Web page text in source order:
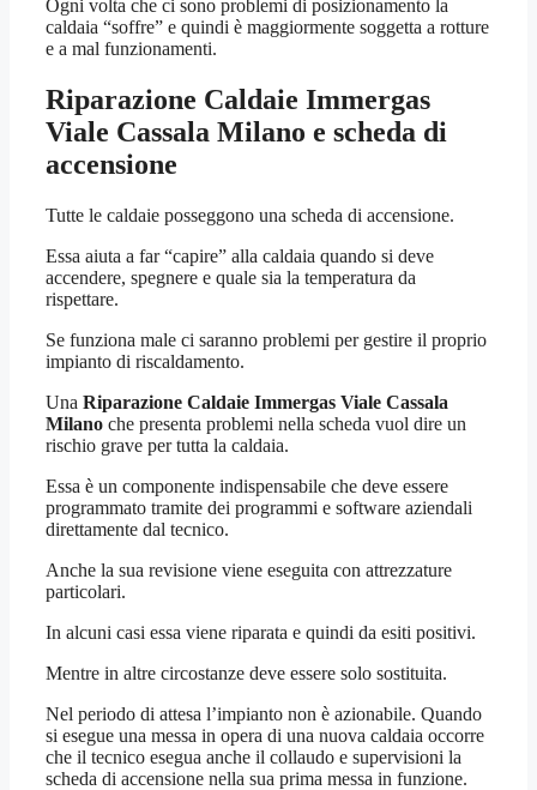
Ogni volta che ci sono problemi di posizionamento la
caldaia “soffre” e quindi è maggiormente soggetta a rotture
e a mal funzionamenti.
Riparazione Caldaie Immergas
Viale Cassala Milano e scheda di
accensione
Tutte le caldaie posseggono una scheda di accensione.
Essa aiuta a far “capire” alla caldaia quando si deve
accendere, spegnere e quale sia la temperatura da
rispettare.
Se funziona male ci saranno problemi per gestire il proprio
impianto di riscaldamento.
Una Riparazione Caldaie Immergas Viale Cassala
Milano che presenta problemi nella scheda vuol dire un
rischio grave per tutta la caldaia.
Essa è un componente indispensabile che deve essere
programmato tramite dei programmi e software aziendali
direttamente dal tecnico.
Anche la sua revisione viene eseguita con attrezzature
particolari.
In alcuni casi essa viene riparata e quindi da esiti positivi.
Mentre in altre circostanze deve essere solo sostituita.
Nel periodo di attesa l’impianto non è azionabile. Quando
si esegue una messa in opera di una nuova caldaia occorre
che il tecnico esegua anche il collaudo e supervisioni la
scheda di accensione nella sua prima messa in funzione.